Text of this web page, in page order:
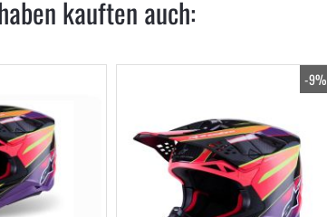
kauften auch:
-9%